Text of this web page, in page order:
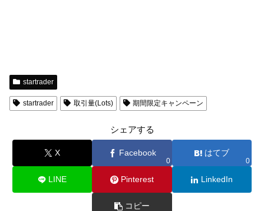
startrader
startrader 取引量(Lots) 期間限定キャンペーン
シェアする
X Facebook
0
はてブ
0
LINE Pinterest LinkedIn
コピー